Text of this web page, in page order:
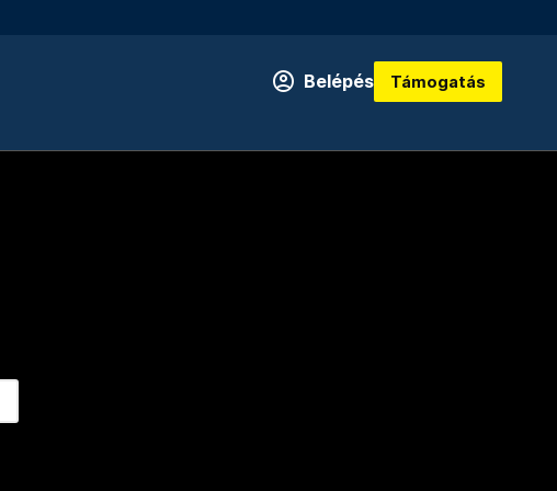
Belépés Támogatás